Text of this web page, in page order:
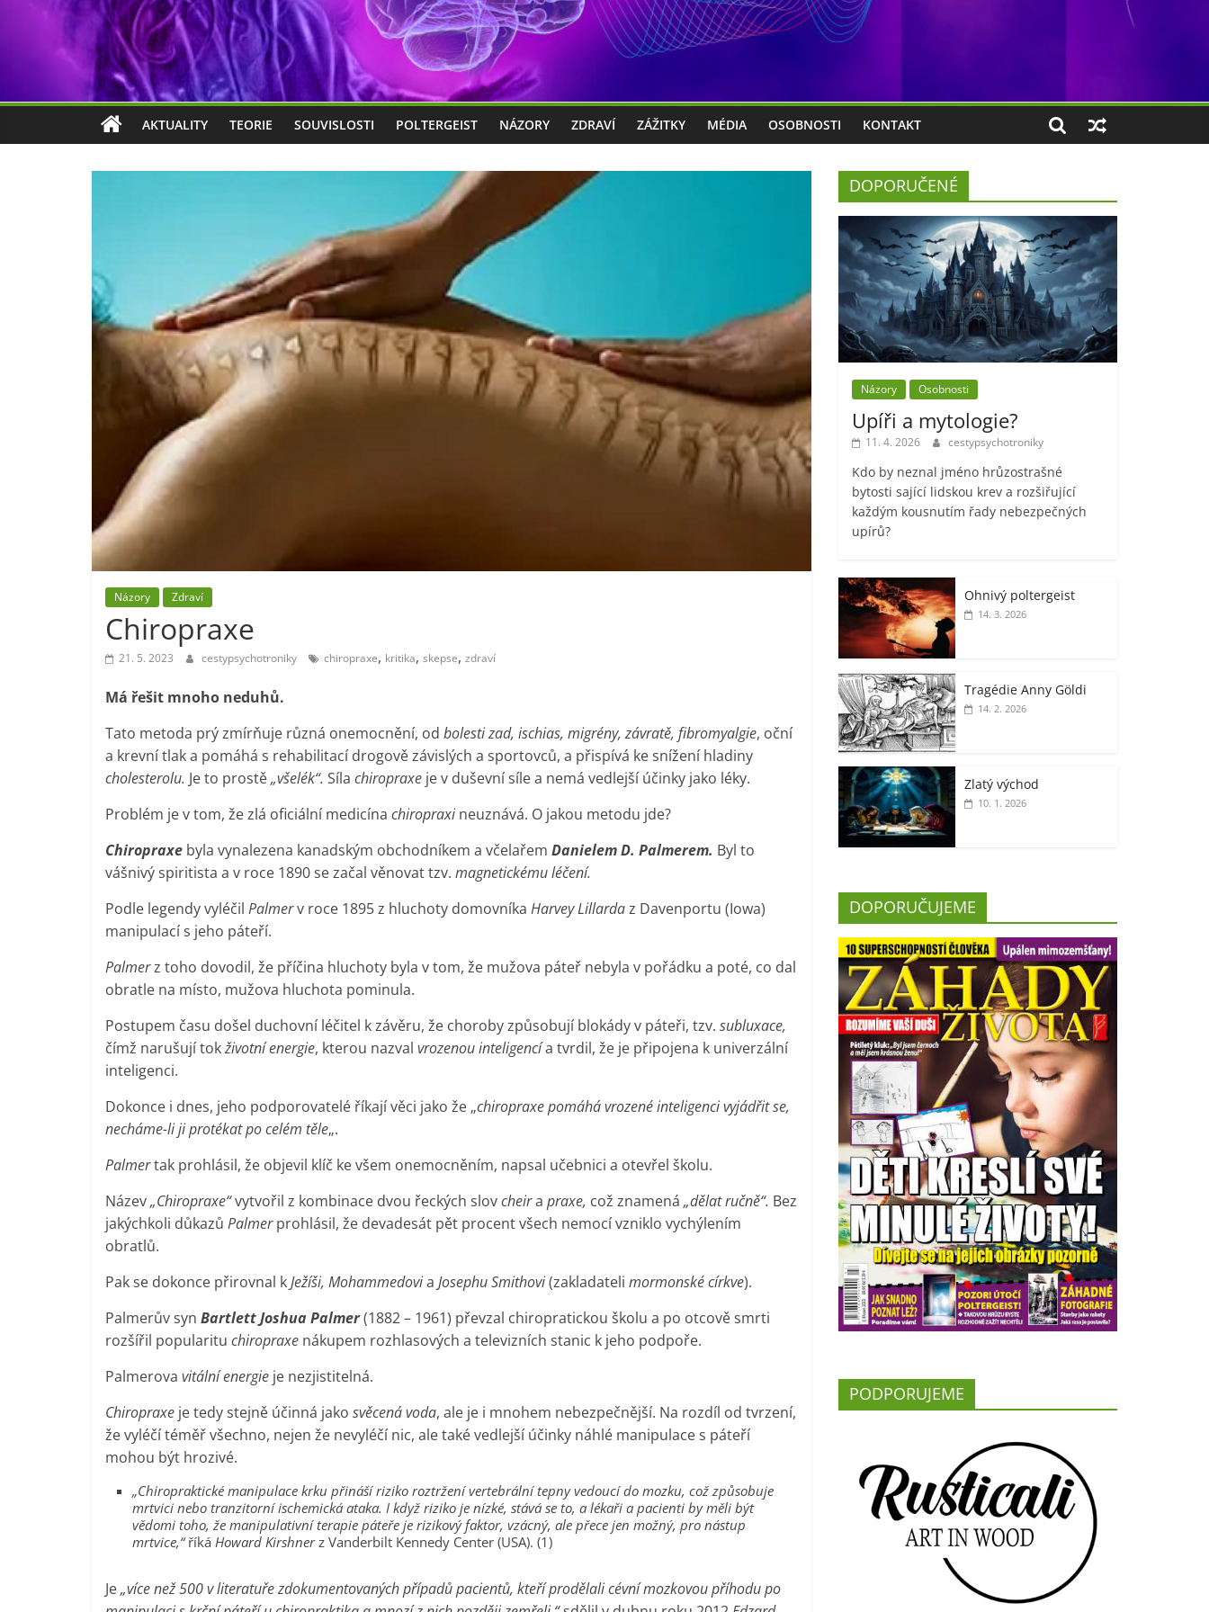
AKTUALITY TEORIE SOUVISLOSTI POLTERGEIST NÁZORY ZDRAVÍ ZÁŽITKY MÉDIA OSOBNOSTI KONTAKT
Názory Zdraví
Chiropraxe
21. 5. 2023 cestypsychotroniky chiropraxe, kritika, skepse, zdraví
Má řešit mnoho neduhů.
Tato metoda prý zmírňuje různá onemocnění, od bolesti zad, ischias, migrény, závratě, fibromyalgie, oční
a krevní tlak a pomáhá s rehabilitací drogově závislých a sportovců, a přispívá ke snížení hladiny
cholesterolu. Je to prostě„všelék“. Síla chiropraxe je v duševní síle a nemá vedlejší účinky jako léky.
Problém je v tom, že zlá oficiální medicína chiropraxi neuznává. O jakou metodu jde?
Chiropraxe byla vynalezena kanadským obchodníkem a včelařem Danielem D. Palmerem. Byl to
vášnivý spiritista a v roce 1890 se začal věnovat tzv. magnetickému léčení.
Podle legendy vyléčil Palmerv roce 1895 z hluchoty domovníka Harvey Lillardaz Davenportu (Iowa)
manipulací s jeho páteří.
Palmerz toho dovodil, že příčina hluchoty byla v tom, že mužova páteř nebyla v pořádku a poté, co dal
obratle na místo, mužova hluchota pominula.
Postupem času došel duchovní léčitel k závěru, že choroby způsobují blokády v páteři, tzv. subluxace,
čímž narušují tokživotní energie, kterou nazval vrozenou inteligencía tvrdil, že je připojena k univerzální
inteligenci.
Dokonce i dnes, jeho podporovatelé říkají věci jako že „chiropraxe pomáhá vrozené inteligenci vyjádřit se,
necháme-li ji protékat po celém těle„.
Palmertak prohlásil, že objevil klíč ke všem onemocněním, napsal učebnici a otevřel školu.
Název„Chiropraxe“vytvořil z kombinace dvou řeckých slovcheira praxe, což znamená „dělat ručně“. Bez
jakýchkoli důkazů Palmerprohlásil, že devadesát pět procent všech nemocí vzniklo vychýlením
obratlů.
Pak se dokonce přirovnal kJežíši, Mohammedovia Josephu Smithovi(zakladateli mormonské církve).
Palmerův syn Bartlett Joshua Palmer(1882 – 1961) převzal chiropratickou školu a po otcově smrti
rozšířil popularitu chiropraxe nákupem rozhlasových a televizních stanic k jeho podpoře.
Palmerova vitální energie je nezjistitelná.
Chiropraxe je tedy stejně účinná jako svěcená voda, ale je i mnohem nebezpečnější. Na rozdíl od tvrzení,
že vyléčí téměř všechno, nejen že nevyléčí nic, ale také vedlejší účinky náhlé manipulace s páteří
mohou být hrozivé.
„Chiropraktické manipulace krku přináší riziko roztržení vertebrální tepny vedoucí do mozku, což způsobuje
mrtvici nebo tranzitorní ischemická ataka. I když riziko je nízké, stává se to, a lékaři a pacienti by měli být
vědomi toho, že manipulativní terapie páteře je rizikový faktor, vzácný, ale přece jen možný, pro nástup
mrtvice,“říká Howard Kirshnerz Vanderbilt Kennedy Center (USA). (1)
Je„více než 500 v literatuře zdokumentovaných případů pacientů, kteří prodělali cévní mozkovou příhodu po
DOPORUČENÉ
Názory Osobnosti
Upíři a mytologie?
11. 4. 2026 cestypsychotroniky
Kdo by neznal jméno hrůzostrašné
bytosti sající lidskou krev a rozšiřující
každým kousnutím řady nebezpečných
upírů?
Ohnivý poltergeist
14. 3. 2026
Tragédie Anny Göldi
14. 2. 2026
Zlatý východ
10. 1. 2026
DOPORUČUJEME
PODPORUJEME